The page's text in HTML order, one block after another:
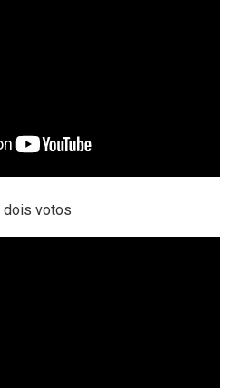
dois votos